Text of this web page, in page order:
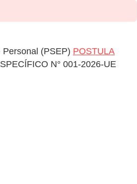
(PSEP) POSTULA
N° 001-2026-UE